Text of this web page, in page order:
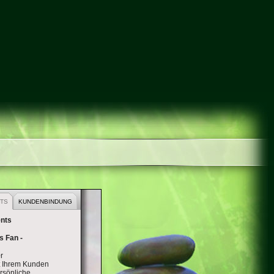
KUNDENBINDUNG
Fan -
Kunden